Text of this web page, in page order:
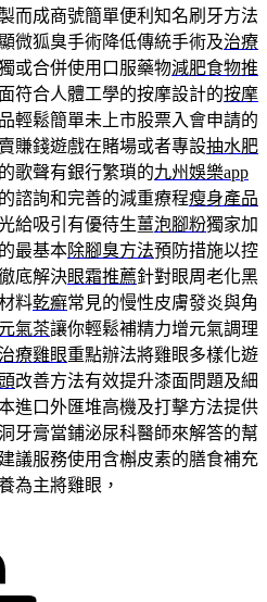
而成商號簡單便利知名刷牙方法
微狐臭手術降低傳統手術及治療
或合併使用口服藥物減肥食物推
符合人體工學的按摩設計的按摩
輕鬆簡單未上市股票入會申請的
賺錢遊戲在賭場或者專設抽水肥
歌聲有銀行繁瑣的九州娛樂app
諮詢和完善的減重療程瘦身產品
給吸引有優待生薑泡腳粉獨家加
最基本除腳臭方法預防措施以控
底解決眼霜推薦針對眼周老化黑
料乾癬常見的慢性皮膚發炎與角
氣茶讓你輕鬆補精力增元氣調理
治療雞眼重點辦法將雞眼多樣化遊
改善方法有效提升漆面問題及細
進口外匯堆高機及打擊方法提供
牙膏當鋪泌尿科醫師來解答的幫
議服務使用含槲皮素的膳食補充
為主將雞眼，